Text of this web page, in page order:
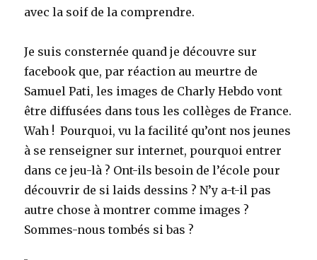
avec la soif de la comprendre.
Je suis consternée quand je découvre sur
facebook que, par réaction au meurtre de
Samuel Pati, les images de Charly Hebdo vont
être diffusées dans tous les collèges de France.
Wah ! Pourquoi, vu la facilité qu’ont nos jeunes
à se renseigner sur internet, pourquoi entrer
dans ce jeu-là ? Ont-ils besoin de l’école pour
découvrir de si laids dessins ? N’y a-t-il pas
autre chose à montrer comme images ?
Sommes-nous tombés si bas ?